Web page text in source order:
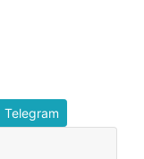
Telegram